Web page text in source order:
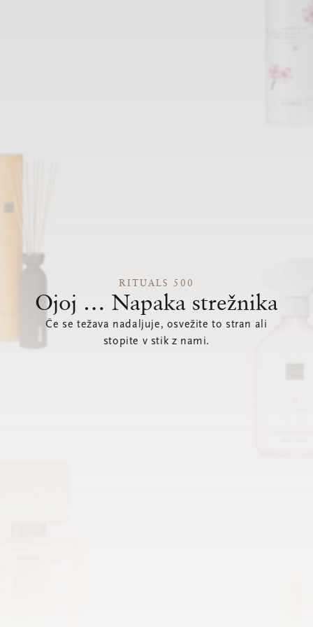
RITUALS 500
Ojoj … Napaka strežnika
Če se težava nadaljuje, osvežite to stran ali
stopite v stik z nami.